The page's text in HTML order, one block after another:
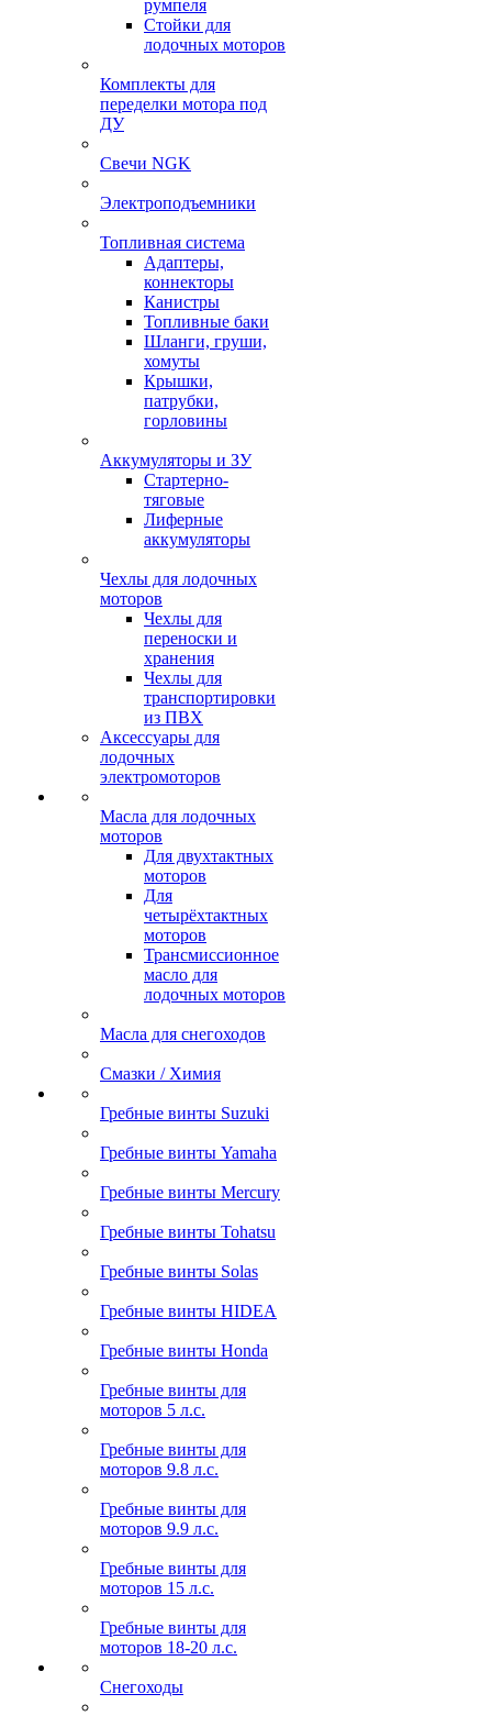
румпеля
Стойки для
лодочных моторов
Комплекты для
переделки мотора под
ДУ
Свечи NGK
Электроподъемники
Топливная система
Адаптеры,
коннекторы
Канистры
Топливные баки
Шланги, груши,
хомуты
Крышки,
патрубки,
горловины
Аккумуляторы и ЗУ
Стартерно-
тяговые
Лиферные
аккумуляторы
Чехлы для лодочных
моторов
Чехлы для
переноски и
хранения
Чехлы для
транспортировки
из ПВХ
Аксессуары для
лодочных
электромоторов
Масла для лодочных
моторов
Для двухтактных
моторов
Для
четырёхтактных
моторов
Трансмиссионное
масло для
лодочных моторов
Масла для снегоходов
Смазки / Химия
Гребные винты Suzuki
Гребные винты Yamaha
Гребные винты Mercury
Гребные винты Tohatsu
Гребные винты Solas
Гребные винты HIDEA
Гребные винты Honda
Гребные винты для
моторов 5 л.с.
Гребные винты для
моторов 9.8 л.с.
Гребные винты для
моторов 9.9 л.с.
Гребные винты для
моторов 15 л.с.
Гребные винты для
моторов 18-20 л.с.
Снегоходы